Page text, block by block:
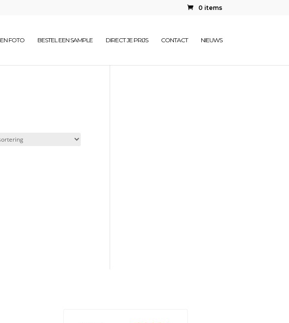
0 items
FOTO BESTEL EEN SAMPLE DIRECT JE PRIJS CONTACT NIEUWS